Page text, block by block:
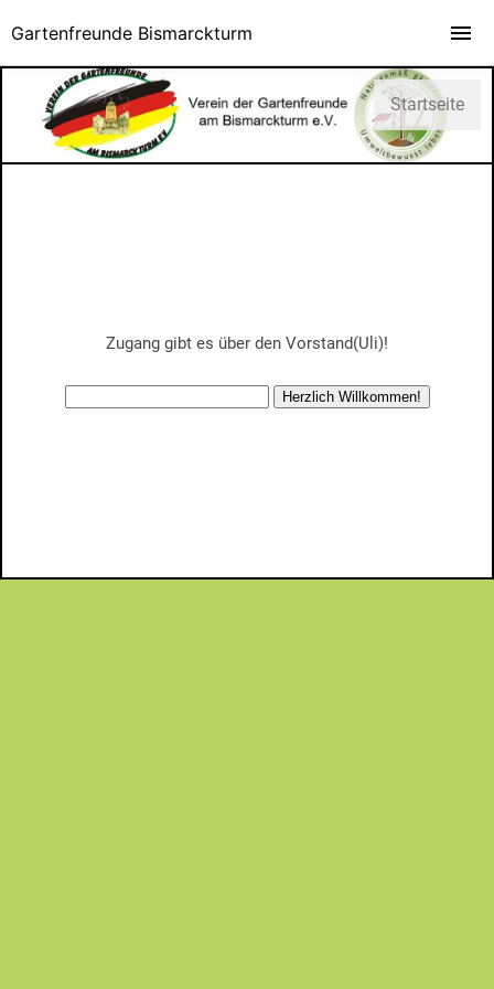
Startseite
Zugang gibt es über den Vorstand(Uli)!
Gartenfreunde Bismarckturm